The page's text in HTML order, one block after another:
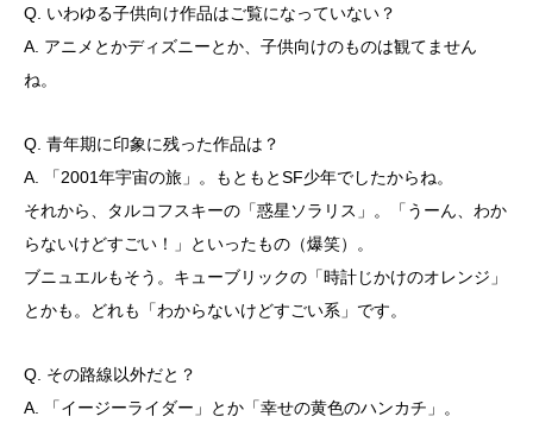
Q. いわゆる子供向け作品はご覧になっていない？
A. アニメとかディズニーとか、子供向けのものは観てません
ね。
Q. 青年期に印象に残った作品は？
A. 「2001年宇宙の旅」。もともとSF少年でしたからね。
それから、タルコフスキーの「惑星ソラリス」。「うーん、わか
らないけどすごい！」といったもの（爆笑）。
ブニュエルもそう。キューブリックの「時計じかけのオレンジ」
とかも。どれも「わからないけどすごい系」です。
Q. その路線以外だと？
A. 「イージーライダー」とか「幸せの黄色のハンカチ」。